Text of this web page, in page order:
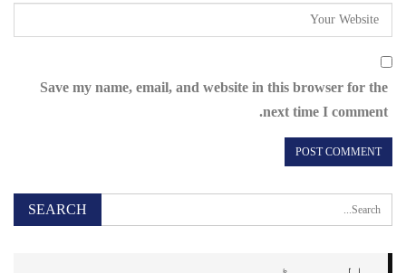
Save my name, email, and website in this browser for the
next time I comment.